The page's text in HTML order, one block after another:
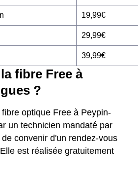
19,99€
29,99€
39,99€
fibre Free à
?
optique Free à Peypin-
un technicien mandaté par
convenir d'un rendez-vous
est réalisée gratuitement